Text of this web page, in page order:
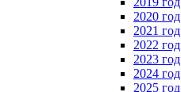
2020 год
2021 год
2022 год
2023 год
2024 год
2025 год